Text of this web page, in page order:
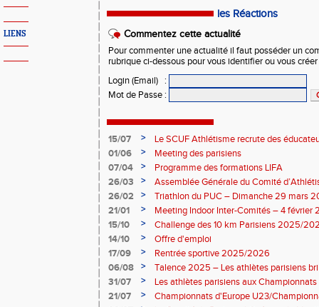
LIENS
les Réactions
Commentez cette actualité
Pour commenter une actualité il faut posséder un
rubrique ci-dessous pour vous identifier ou vous
Login (Email)
:
Mot de Passe :
15/07 >
Le SCUF Athlétisme recrute des
2026-2027 !
01/06 >
Meeting des parisiens
07/04
>
Programme des formations LIFA
26/03
>
Assemblée Générale du Comité
26/02
>
Triathlon du PUC – Dimanche 29 mars
21/01
>
Meeting Indoor Inter-Comités – 4 février
15/10
>
Challenge des 10 km Parisiens 2025/
14/10
>
Offre d'emploi
17/09
>
Rentrée sportive 2025/2026
06/08
>
Talence 2025 – Les athlètes parisiens
de France Élite
31/07 >
Les athlètes parisiens aux
21/07
>
Championnats d'Europe U23/